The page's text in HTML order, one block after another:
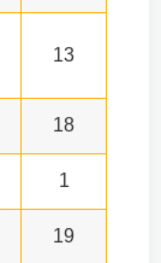
13
18
1
19